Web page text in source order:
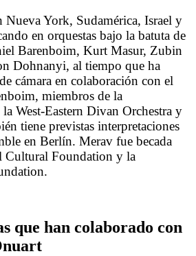
Nueva York, Sudamérica, Israel y
en orquestas bajo la batuta de
Barenboim, Kurt Masur, Zubin
Dohnanyi, al tiempo que ha
cámara en colaboración con el
miembros de la
West-Eastern Divan Orchestra y
tiene previstas interpretaciones
en Berlín. Merav fue becada
Cultural Foundation y la
que han colaborado con